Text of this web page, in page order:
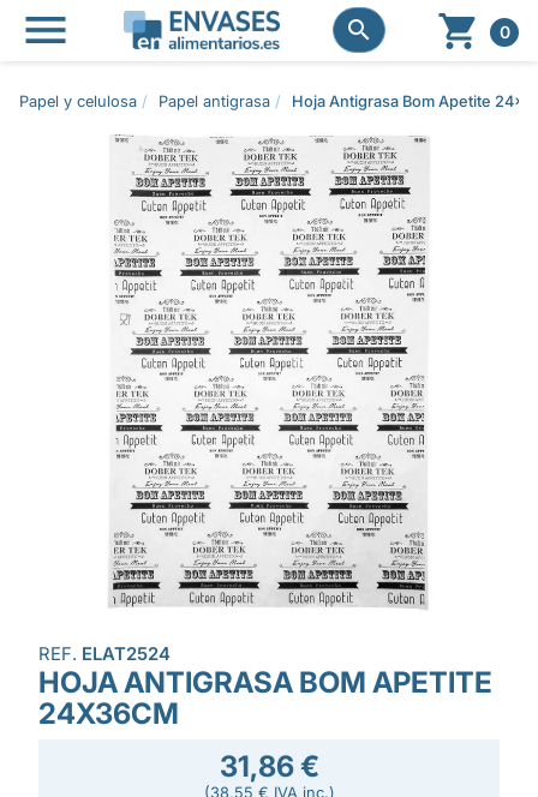
 
  0
Papel y celulosa Papel antigrasa Hoja Antigrasa Bom Apetite
REF. ELAT2524
HOJA ANTIGRASA BOM APETITE
24X36CM
31,86 €
(38,55 € IVA inc.)